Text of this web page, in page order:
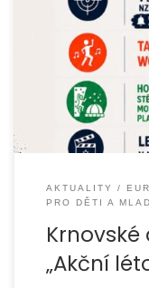
Letní prázdniny v
hudby a
spolupráci s
a organizací
AKTUALITY
PRO DĚTI A
„Akční